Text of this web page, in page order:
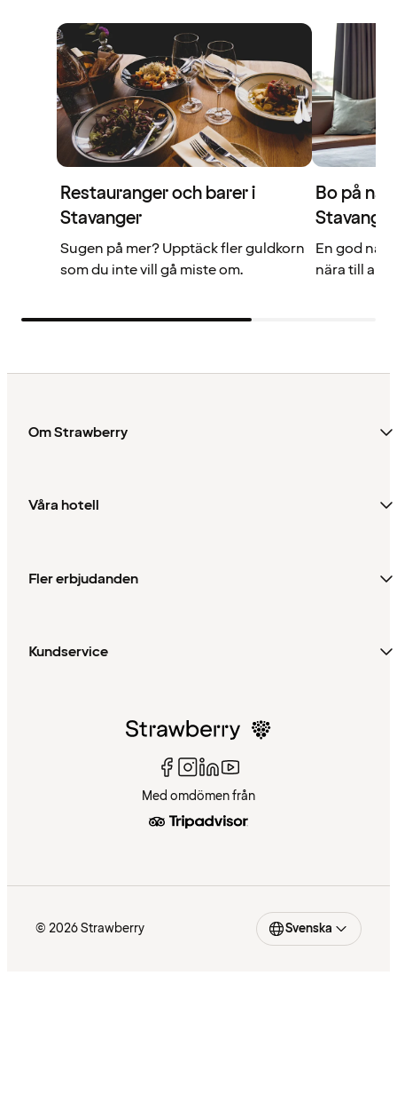
Restauranger och barer i
Stavanger
Sugen på mer? Upptäck fler guldkorn
som du inte vill gå miste om.
Bo på
Stavanger
En god
nära till allt
Om Strawberry
Våra hotell
Fler erbjudanden
Kundservice
Med omdömen från
© 2026 Strawberry Svenska